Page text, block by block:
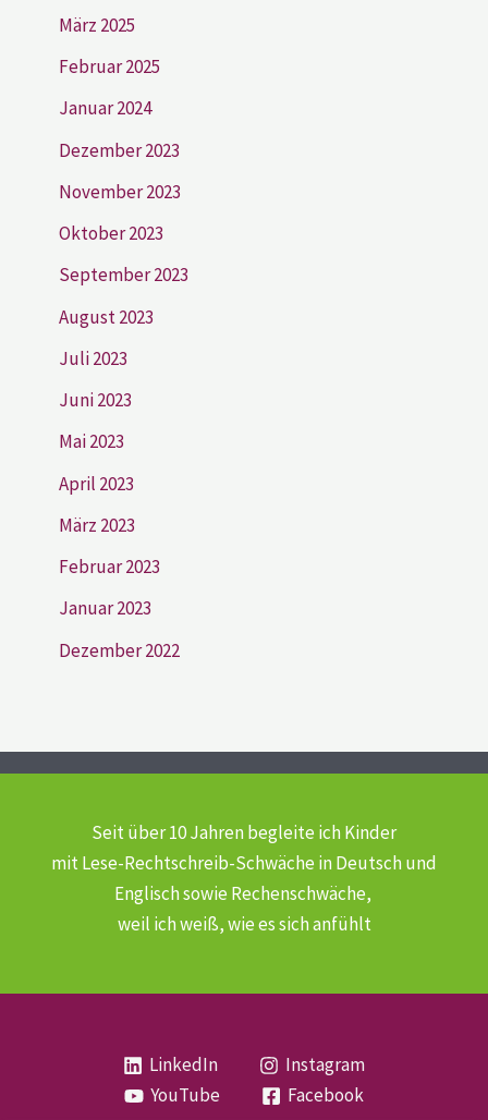
März 2025
Februar 2025
Januar 2024
Dezember 2023
November 2023
Oktober 2023
September 2023
August 2023
Juli 2023
Juni 2023
Mai 2023
April 2023
März 2023
Februar 2023
Januar 2023
Dezember 2022
Seit über 10 Jahren begleite ich Kinder
mit Lese-Rechtschreib-Schwächein Deutsch und
Englisch sowie Rechenschwäche,
weil ich weiß, wie es sich anfühlt
LinkedIn
Instagram
YouTube
Facebook